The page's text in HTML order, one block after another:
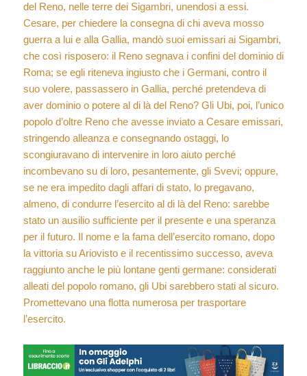
del Reno, nelle terre dei Sigambri, unendosi a essi.
Cesare, per chiedere la consegna di chi aveva mosso
guerra a lui e alla Gallia, mandò suoi emissari ai Sigambri,
che così risposero: il Reno segnava i confini del dominio di
Roma; se egli riteneva ingiusto che i Germani, contro il
suo volere, passassero in Gallia, perché pretendeva di
aver dominio o potere al di là del Reno? Gli Ubi, poi, l’unico
popolo d’oltre Reno che avesse inviato a Cesare emissari,
stringendo alleanza e consegnando ostaggi, lo
scongiuravano di intervenire in loro aiuto perché
incombevano su di loro, pesantemente, gli Svevi; oppure,
se ne era impedito dagli affari di stato, lo pregavano,
almeno, di condurre l’esercito al di là del Reno: sarebbe
stato un ausilio sufficiente per il presente e una speranza
per il futuro. Il nome e la fama dell’esercito romano, dopo
la vittoria su Ariovisto e il recentissimo successo, aveva
raggiunto anche le più lontane genti germane: considerati
alleati del popolo romano, gli Ubi sarebbero stati al sicuro.
Promettevano una flotta numerosa per trasportare
l’esercito.